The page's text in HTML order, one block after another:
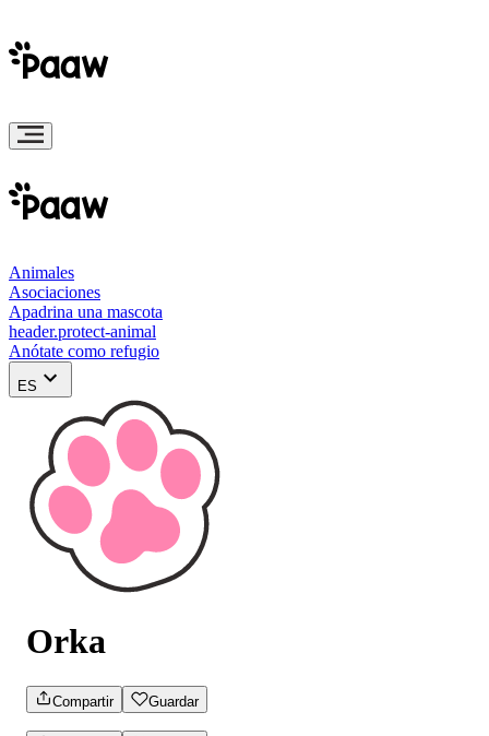
Animales
Asociaciones
Apadrina una mascota
header.protect-animal
Anótate como refugio
ES
Orka
Compartir Guardar